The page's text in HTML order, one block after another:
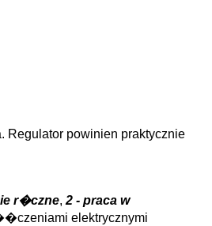
powinien praktycznie
r�czne, 2 - praca w
elektrycznymi